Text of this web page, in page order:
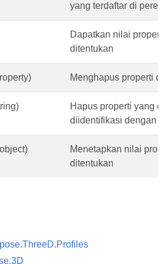
yang terdaftar di
Dapatkan nilai properti
ditentukan
Menghapus properti
Hapus properti yang
diidentifikasi dengan
Menetapkan nilai
ditentukan